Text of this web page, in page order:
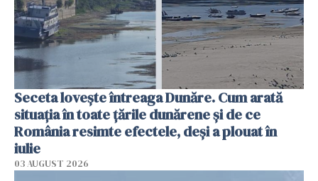
Seceta lovește întreaga Dunăre. Cum arată
situația în toate țările dunărene și de ce
România resimte efectele, deși a plouat în
iulie
03 AUGUST 2026